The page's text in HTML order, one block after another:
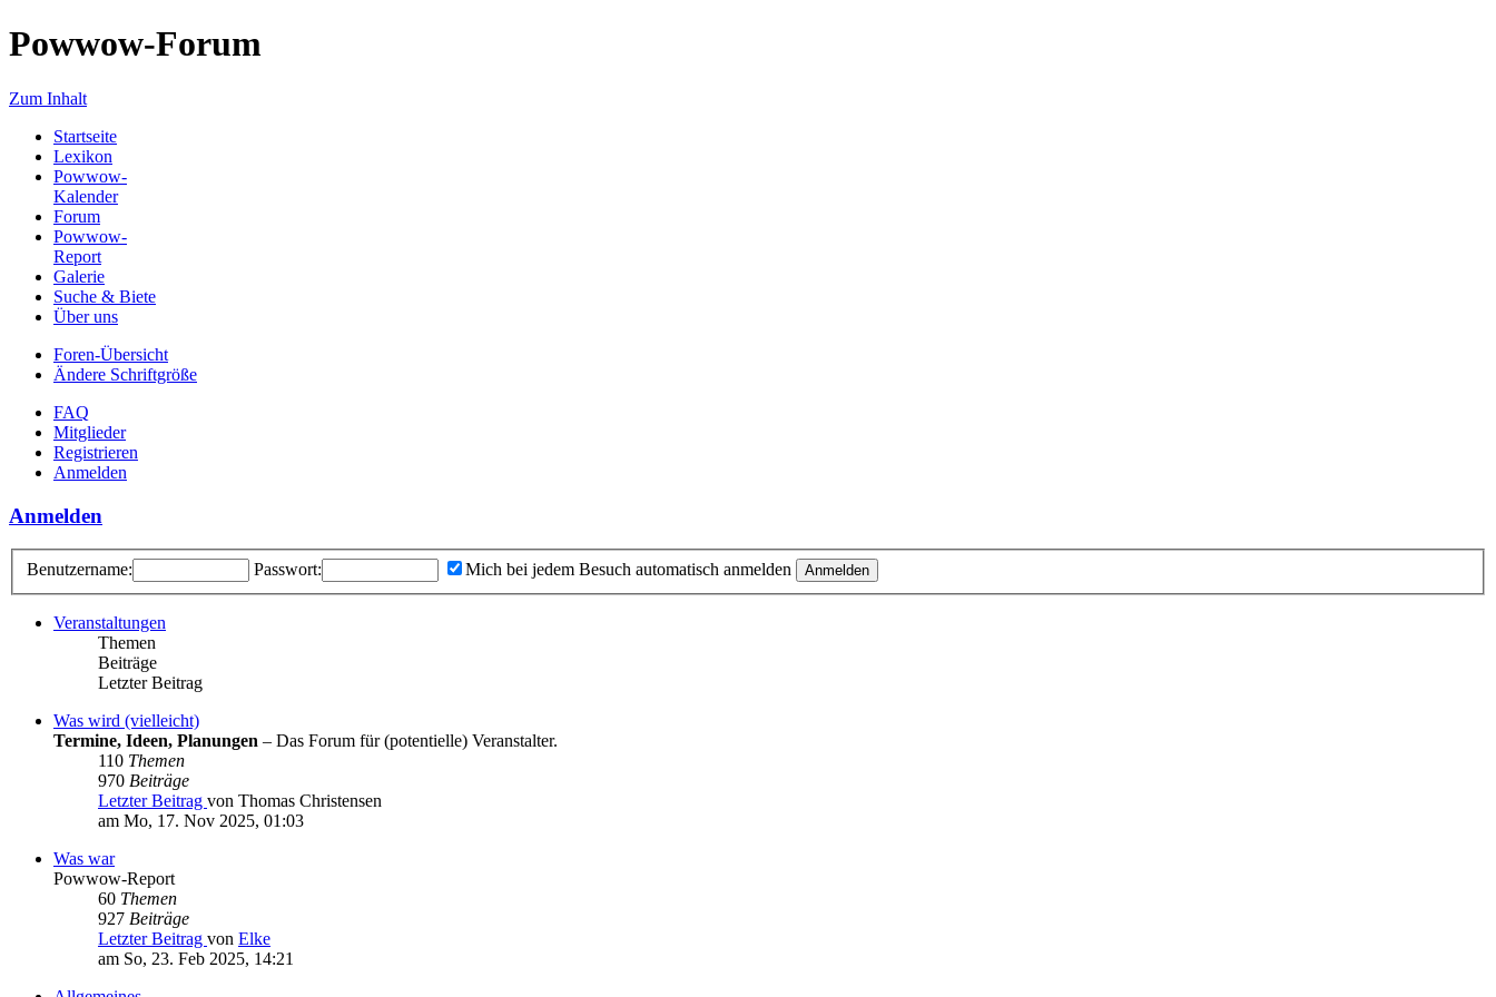
Powwow-Forum
Zum Inhalt
Startseite
Lexikon
Powwow-
Kalender
Forum
Powwow-
Report
Galerie
Suche & Biete
Über uns
Foren-Übersicht
Ändere Schriftgröße
FAQ
Mitglieder
Registrieren
Anmelden
Anmelden
Benutzername: Passwort: Mich bei jedem Besuch automatisch anmelden
Veranstaltungen
Themen
Beiträge
Letzter Beitrag
Was wird (vielleicht)
Termine, Ideen, Planungen – Das Forum für (potentielle) Veranstalter.
110 Themen
970 Beiträge
Letzter Beitrag von Thomas Christensen
am Mo, 17. Nov 2025, 01:03
Was war
Powwow-Report
60 Themen
927 Beiträge
Letzter Beitrag von Elke
am So, 23. Feb 2025, 14:21